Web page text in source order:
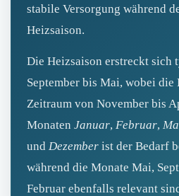
stabile Versorgung während
Heizsaison.
Die Heizsaison erstreckt sich
September bis Mai, wobei die
Zeitraum von November bis
Monaten Januar, Februar,
und Dezember ist der Bedarf
während die Monate Mai,
Februar ebenfalls relevant